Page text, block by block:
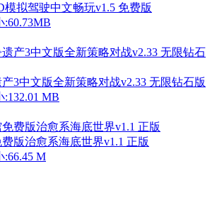
模拟驾驶中文畅玩v1.5 免费版
:60.73MB
3中文版全新策略对战v2.33 无限钻石版
:132.01 MB
版治愈系海底世界v1.1 正版
:66.45 M